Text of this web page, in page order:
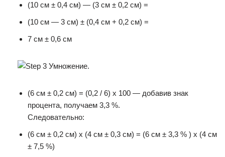
(10 см ± 0,4 см) — (3 см ± 0,2 см) =
(10 см — 3 см) ± (0,4 см + 0,2 см) =
7 см ± 0,6 см
(6 см ± 0,2 см) = (0,2 / 6) x 100 — добавив знак
процента, получаем 3,3 %.
Следовательно:
(6 см ± 0,2 см) х (4 см ± 0,3 см) = (6 см ± 3,3 % ) x (4 см
± 7,5 %)